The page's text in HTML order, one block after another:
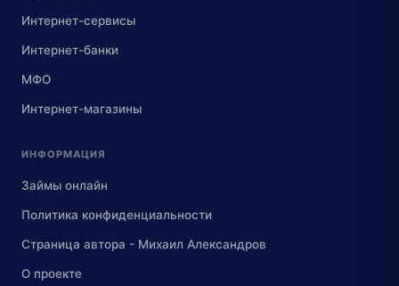
Интернет-сервисы
Интернет-банки
МФО
Интернет-магазины
ИНФОРМАЦИЯ
Займы онлайн
Политика конфиденциальности
Страница автора - Михаил Александров
О проекте